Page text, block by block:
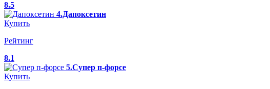
8.5
4.Дапоксетин
Купить
Рейтинг
8.1
5.Супер п-форсе
Купить